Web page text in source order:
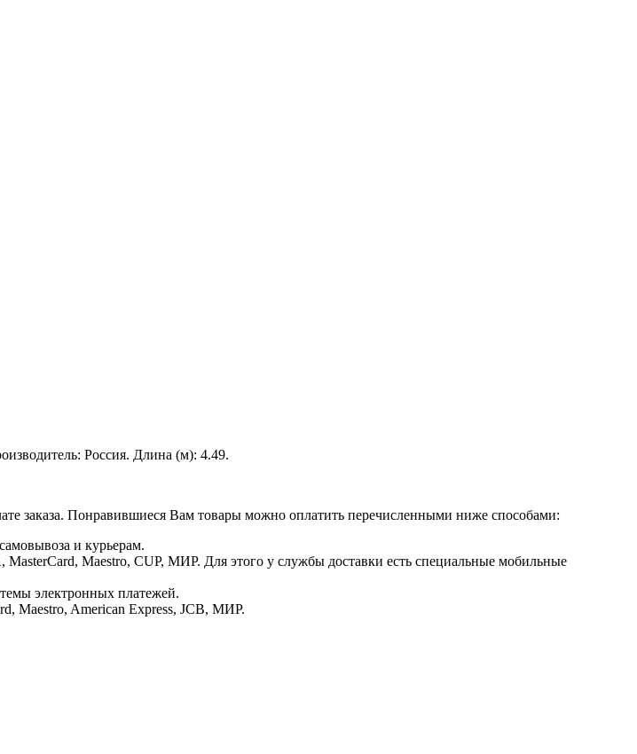
Россия. Длина (м): 4.49.
заказа. Понравившиеся Вам товары можно оплатить перечисленными ниже способами:
и курьерам.
Maestro, CUP, МИР. Для этого у службы доставки есть специальные мобильные
электронных платежей.
Maestro, American Express, JCB, МИР.